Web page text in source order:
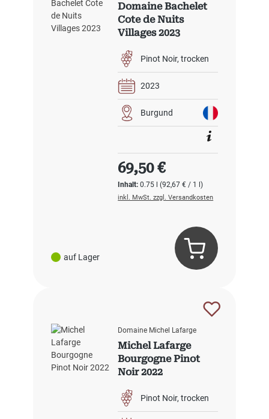
auf Lager
Domaine Bachelet
Cote de Nuits
Villages 2023
Pinot Noir trocken
2023
Burgund
Inhalt:0.75 l(92,67 € / 1 l)
Regulärer Preis:
69,50 €
inkl. MwSt. zzgl. Versandkosten
Domaine Michel Lafarge
Michel Lafarge
Bourgogne Pinot
Noir 2022
Pinot Noir trocken